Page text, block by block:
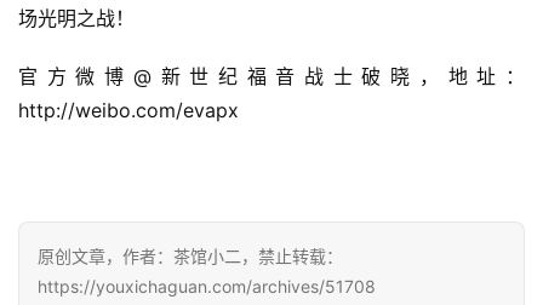
茶
对
接
海
站
场光明之战！
官方微博@新世纪福音战士破晓，地址：
http://weibo.com/evapx
原创文章，作者：茶馆小二，禁止转载：
https://youxichaguan.com/archives/51708